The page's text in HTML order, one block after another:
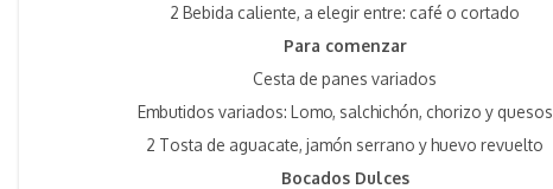
2 Bebida caliente, a elegir entre: café o cortado
Para comenzar
Cesta de panes variados
Embutidos variados: Lomo, salchichón, chorizo y quesos
2 Tosta de aguacate, jamón serrano y huevo revuelto
Bocados Dulces